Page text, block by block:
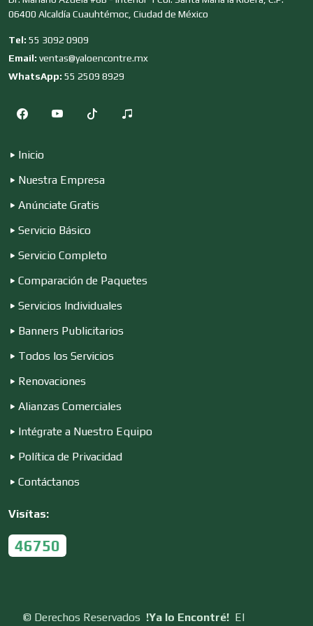
Clubes Deportivos
Cocinas Integrales
Compresores de aire
Computadoras
Conferencias Empresariales
Copiadoras
06400 Alcaldía Cuauhtémoc, Ciudad de México
Tel: 55 3092 0909
Email: ventas@yaloencontre.mx
WhatsApp: 55 2509 8929
Inicio
Nuestra Empresa
Anúnciate Gratis
Servicio Básico
Servicio Completo
Comparación de Paquetes
Servicios Individuales
Banners Publicitarios
Todos los Servicios
Renovaciones
Alianzas Comerciales
Intégrate a Nuestro Equipo
Política de Privacidad
Contáctanos
Visítas:
46750
© Derechos Reservados !Ya lo Encontré! El